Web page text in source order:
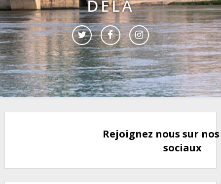
DELÀ
Rejoignez nous sur
sociaux